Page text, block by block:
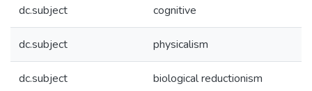
dc.subject cognitive
dc.subject physicalism
dc.subject biological reductionism